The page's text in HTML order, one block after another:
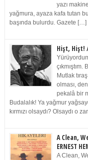
yazı
yağmura, ayaza kafa tutan bu
başında bulurdu. Gazete […]
Hişt, Hişt!
Mutlak
olması,
pekalâ bir
Budalalık! Ya yağmur
kırmızı olsaydı? Olsaydı o
A Clean,
ERNEST
A Clean,